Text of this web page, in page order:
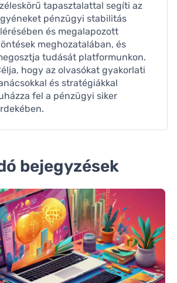
tapasztalattal segíti az
pénzügyi stabilitás
és megalapozott
meghozatalában, és
tudását platformunkon.
hogy az olvasókat gyakorlati
és stratégiákkal
fel a pénzügyi siker
bejegyzések